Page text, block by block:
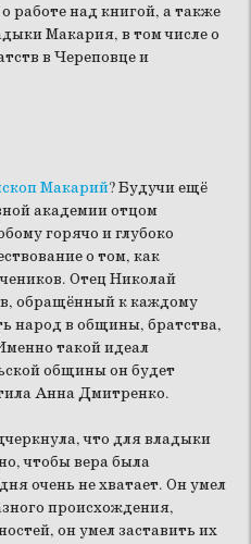
работе над книгой, а также
Макария, в том числе о
в Череповце и
Макарий? Будучи ещё
академии отцом
горячо и глубоко
о том, как
Отец Николай
обращённый к каждому
народ в общины, братства,
такой идеал
общины он будет
Анна Дмитренко.
что для владыки
чтобы вера была
очень не хватает. Он умел
происхождения,
он умел заставить их